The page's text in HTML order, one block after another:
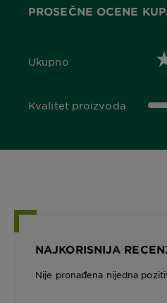
PROSEČNE OCENE
Ukupno
0,0 out of 5 stars
Kvalitet proizvoda
0,0 out of 5 stars
NAJKORISNIJA
Nije pronađena nijedna